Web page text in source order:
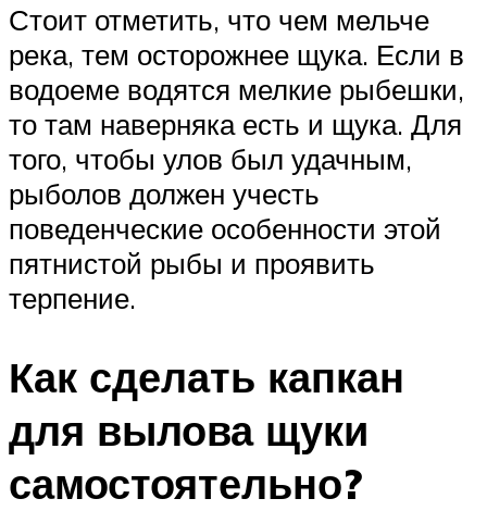
Стоит отметить, что чем мельче
река, тем осторожнее щука. Если в
водоеме водятся мелкие рыбешки,
то там наверняка есть и щука. Для
того, чтобы улов был удачным,
рыболов должен учесть
поведенческие особенности этой
пятнистой рыбы и проявить
терпение.
Как сделать капкан
для вылова щуки
самостоятельно?